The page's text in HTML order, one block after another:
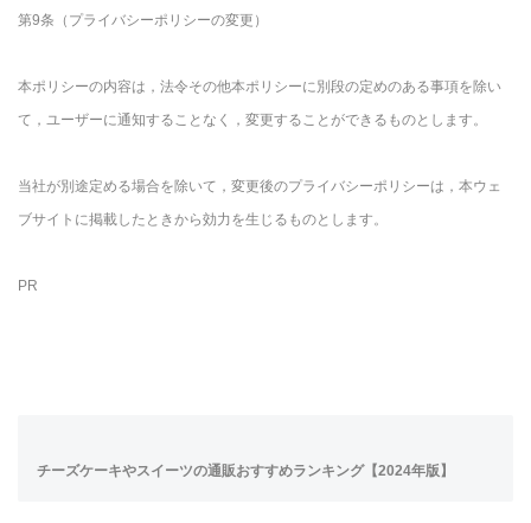
第9条（プライバシーポリシーの変更）
本ポリシーの内容は，法令その他本ポリシーに別段の定めのある事項を除い
て，ユーザーに通知することなく，変更することができるものとします。
当社が別途定める場合を除いて，変更後のプライバシーポリシーは，本ウェ
ブサイトに掲載したときから効力を生じるものとします。
PR
チーズケーキやスイーツの通販おすすめランキング【2024年版】